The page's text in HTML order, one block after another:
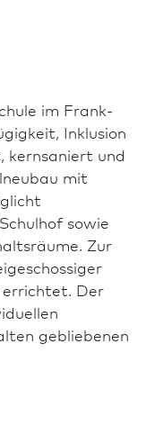
im Frank­
Inklusion
kernsaniert und
mit
sowie
Zur
errichtet. Der
gebliebenen